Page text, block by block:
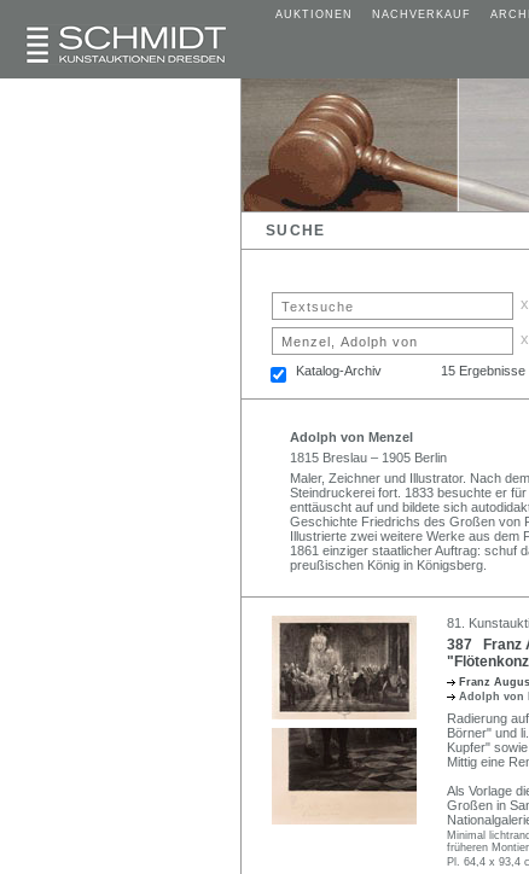
AUKTIONEN NACHVERKAUF
SUCHE
x
x
Katalog-Archiv 15 Ergebnisse
Adolph von Menzel
1815 Breslau – 1905 Berlin
Maler, Zeichner und Illustrator. Nach
Steindruckerei fort. 1833 besuchte er
enttäuscht auf und bildete sich
Geschichte Friedrichs des Großen von
Illustrierte zwei weitere Werke aus dem
1861 einziger staatlicher Auftrag: schuf
preußischen König in Königsberg.
81.
387 Franz
Franz
Adolph von
Radierung
Börner" und
Kupfer"
Mittig eine
Als Vorlage
Großen in
Minimal
früheren
Pl. 64,4 x 93,4